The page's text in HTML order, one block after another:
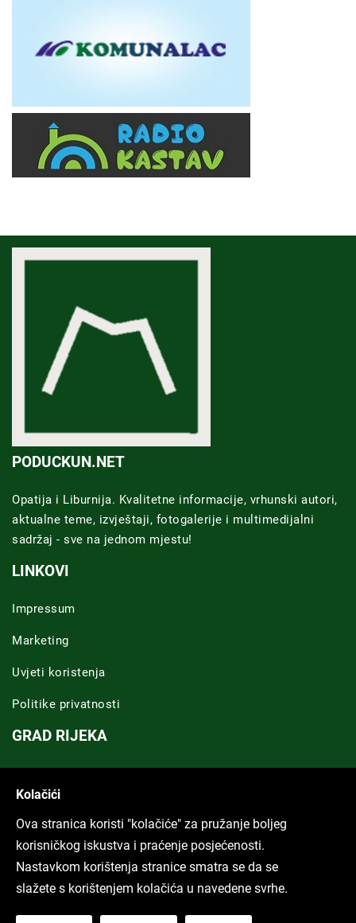
PODUCKUN.NET
Opatija i Liburnija. Kvalitetne informacije, vrhunski autori,
aktualne teme, izvještaji, fotogalerije i multimedijalni
sadržaj - sve na jednom mjestu!
LINKOVI
Impressum
Marketing
Uvjeti koristenja
Politike privatnosti
GRAD RIJEKA
ARHIVA TEKSTOVA
Svi tekstovi
Kolačići
Ova stranica koristi "kolačiće" za pružanje boljeg
korisničkog iskustva i praćenje posjećenosti.
Nastavkom korištenja stranice smatra se da se
slažete s korištenjem kolačića u navedene svrhe.